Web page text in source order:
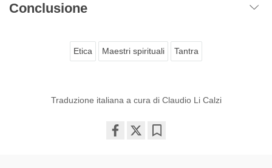
Conclusione
Etica Maestri spirituali Tantra
Traduzione italiana a cura di Claudio Li Calzi